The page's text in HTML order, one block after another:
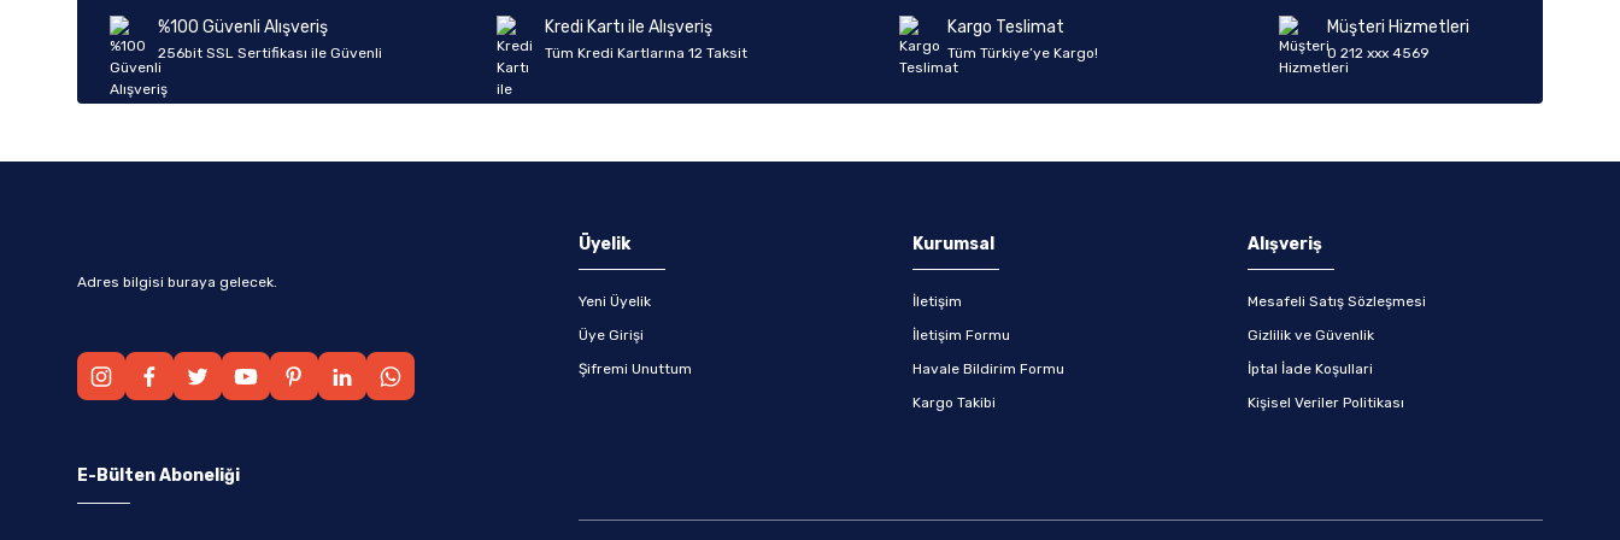
Ürün fiyatı diğer sitelerden daha pahalı.
Bu ürüne benzer farklı alternatifler olmalı.
%100 Güvenli Alışveriş
256bit SSL Sertifikası ile Güvenli
Kredi Kartı ile Alışveriş
Tüm Kredi Kartlarına 12 Taksit
Kargo Teslimat
Tüm Türkiye’ye Kargo!
Müşteri Hizmetleri
0 212 xxx 4569
Adres bilgisi buraya gelecek.
Üyelik
Yeni Üyelik
Üye Girişi
Şifremi Unuttum
Kurumsal
İletişim
İletişim Formu
Havale Bildirim Formu
Kargo Takibi
Alışveriş
Mesafeli Satış Sözleşmesi
Gizlilik ve Güvenlik
İptal İade Koşullari
Kişisel Veriler Politikası
E-Bülten Aboneliği